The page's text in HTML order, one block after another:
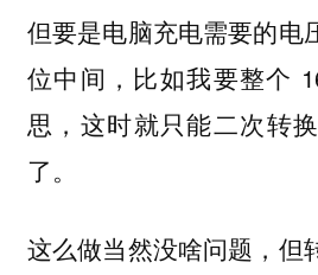
但要是电脑充电需要的电
位中间，比如我要整个
思，这时就只能二次转
了。
这么做当然没啥问题，但